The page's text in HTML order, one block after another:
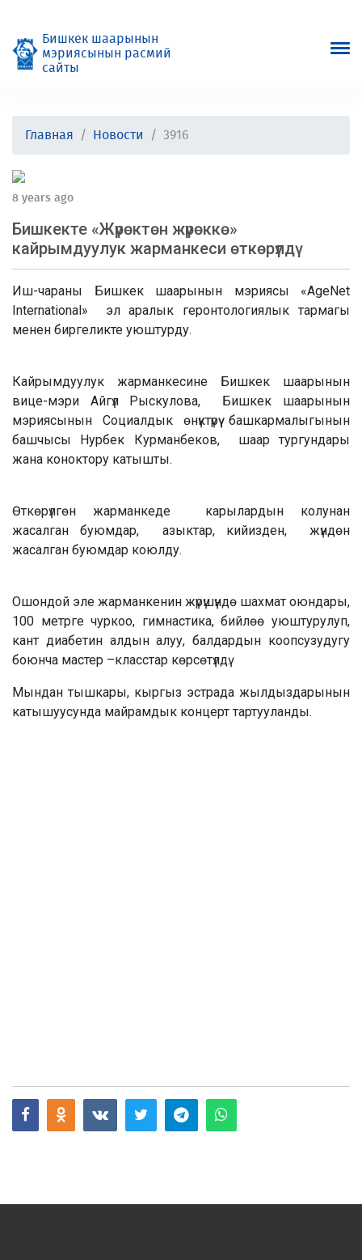
Бишкек шаарынын
мэриясынын расмий
сайты
Главная Новости 3916
8 years ago
Бишкекте «Жүрөктөн жүрөккө»
кайрымдуулук жарманкеси өткөрүлдү
Иш-чараны Бишкек шаарынын мэриясы «AgeNet
International» эл аралык геронтологиялык тармагы
менен биргеликте уюштурду.
Кайрымдуулук жарманкесине Бишкек шаарынын
вице-мэри Айгүл Рыскулова, Бишкек шаарынын
мэриясынын Социалдык өнүктүрүү башкармалыгынын
башчысы Нурбек Курманбеков, шаар тургундары
жана коноктору катышты.
Өткөрүлгөн жарманкеде карылардын колунан
жасалган буюмдар, азыктар, кийизден, жүндөн
жасалган буюмдар коюлду.
Ошондой эле жарманкенин жүрүшүндө шахмат оюндары,
100 метрге чуркоо, гимнастика, бийлөө уюштурулуп,
кант диабетин алдын алуу, балдардын коопсузудугу
боюнча мастер –класстар көрсөтүлдү.
Мындан тышкары, кыргыз эстрада жылдыздарынын
катышуусунда майрамдык концерт тартууланды.